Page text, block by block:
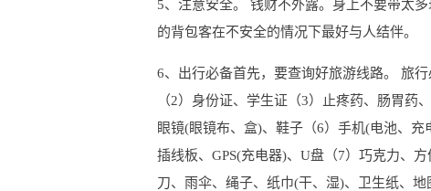
5、注意安全。 钱财不外露。身上不要带太
的背包客在不安全的情况下最好与人结伴。
6、出行必备首先，要查询好旅游线路。 旅
（2）身份证、学生证（3）止疼药、肠胃药
眼镜(眼镜布、盒)、鞋子（6）手机(电池、
插线板、GPS(充电器)、U盘（7）巧克力、
刀、雨伞、绳子、纸巾(干、湿)、卫生纸、